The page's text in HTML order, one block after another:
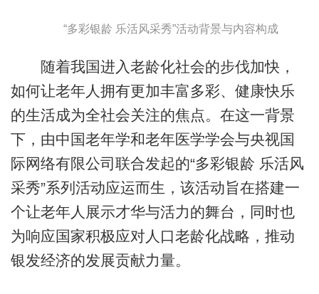
“多彩银龄 乐活风采秀”活动背景与内容构成
随着我国进入老龄化社会的步伐加快，
如何让老年人拥有更加丰富多彩、健康快乐
的生活成为全社会关注的焦点。在这一背景
下，由中国老年学和老年医学学会与央视国
际网络有限公司联合发起的“多彩银龄 乐活风
采秀”系列活动应运而生，该活动旨在搭建一
个让老年人展示才华与活力的舞台，同时也
为响应国家积极应对人口老龄化战略，推动
银发经济的发展贡献力量。